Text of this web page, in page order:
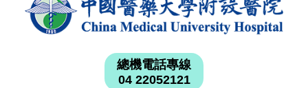
總機電話專線
04 22052121